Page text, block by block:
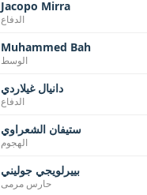
Jacopo Mirra
الدفاع
Muhammed Bah
الوسط
دانيال غيلاردي
الدفاع
ستيفان الشعراوي
الهجوم
بييرلويجي جوليني
حارس مرمى